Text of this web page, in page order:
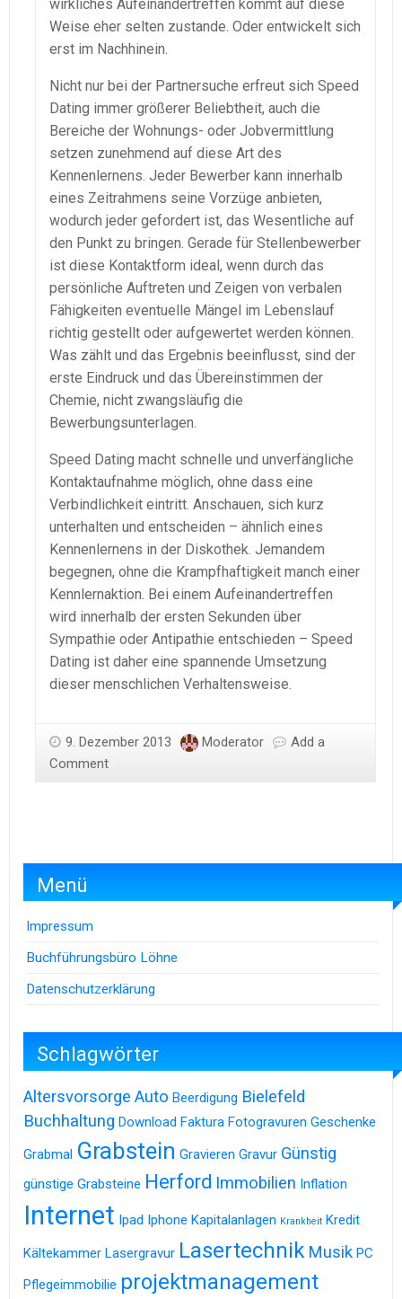
wirkliches Aufeinandertreffen kommt auf diese
Weise eher selten zustande. Oder entwickelt sich
erst im Nachhinein.
Nicht nur bei der Partnersuche erfreut sich Speed
Dating immer größerer Beliebtheit, auch die
Bereiche der Wohnungs- oder Jobvermittlung
setzen zunehmend auf diese Art des
Kennenlernens. Jeder Bewerber kann innerhalb
eines Zeitrahmens seine Vorzüge anbieten,
wodurch jeder gefordert ist, das Wesentliche auf
den Punkt zu bringen. Gerade für Stellenbewerber
ist diese Kontaktform ideal, wenn durch das
persönliche Auftreten und Zeigen von verbalen
Fähigkeiten eventuelle Mängel im Lebenslauf
richtig gestellt oder aufgewertet werden können.
Was zählt und das Ergebnis beeinflusst, sind der
erste Eindruck und das Übereinstimmen der
Chemie, nicht zwangsläufig die
Bewerbungsunterlagen.
Speed Dating macht schnelle und unverfängliche
Kontaktaufnahme möglich, ohne dass eine
Verbindlichkeit eintritt. Anschauen, sich kurz
unterhalten und entscheiden – ähnlich eines
Kennenlernens in der Diskothek. Jemandem
begegnen, ohne die Krampfhaftigkeit manch einer
Kennlernaktion. Bei einem Aufeinandertreffen
wird innerhalb der ersten Sekunden über
Sympathie oder Antipathie entschieden – Speed
Dating ist daher eine spannende Umsetzung
dieser menschlichen Verhaltensweise.
9. Dezember 2013 Moderator
Add a
Comment
Menü
Impressum
Buchführungsbüro Löhne
Datenschutzerklärung
Schlagwörter
Altersvorsorge Auto Beerdigung Bielefeld
Buchhaltung Download Faktura Fotogravuren Geschenke
Grabmal Grabstein Gravieren Gravur Günstig
günstige Grabsteine Herford Immobilien Inflation
Internet Ipad Iphone Kapitalanlagen Krankheit Kredit
Kältekammer Lasergravur Lasertechnik Musik PC
Pflegeimmobilie projektmanagement